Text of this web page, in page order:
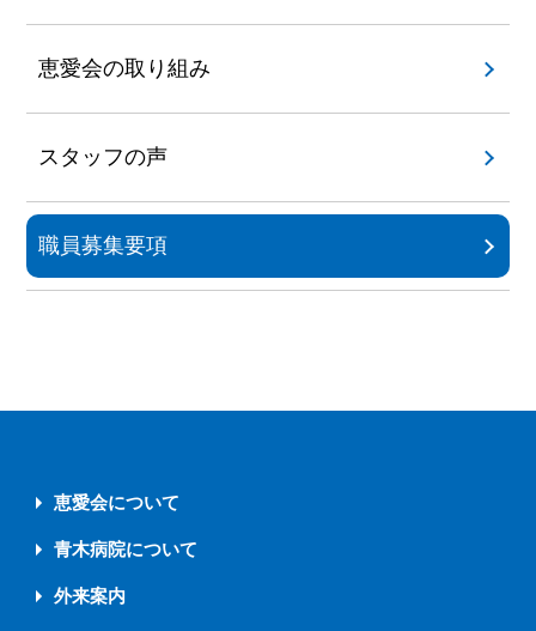
恵愛会の取り組み
スタッフの声
職員募集要項
恵愛会について
青木病院について
外来案内